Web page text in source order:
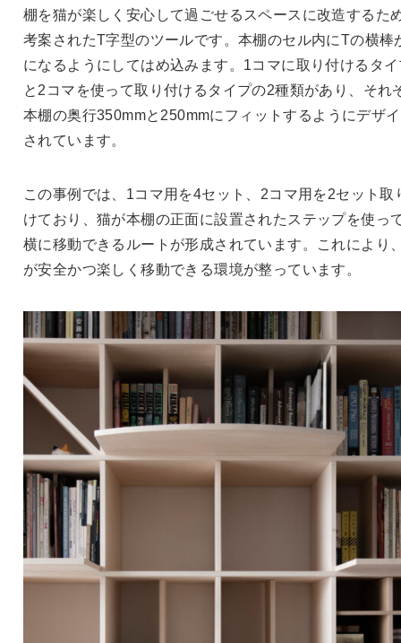
棚を猫が楽しく安心して過ごせるスペースに改造するた
考案されたT字型のツールです。本棚のセル内にTの横棒
になるようにしてはめ込みます。1コマに取り付けるタ
と2コマを使って取り付けるタイプの2種類があり、それ
本棚の奥行350mmと250mmにフィットするようにデザ
されています。
この事例では、1コマ用を4セット、2コマ用を2セット取
けており、猫が本棚の正面に設置されたステップを使っ
横に移動できるルートが形成されています。これにより
が安全かつ楽しく移動できる環境が整っています。